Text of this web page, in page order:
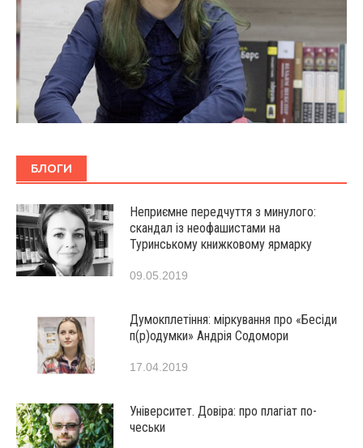
БЛОГИ
Неприємне передчуття з минулого:
скандал із неофашистами на
Туринському книжковому ярмарку
09.05.2019
Думокплетіння: міркування про «Бесіди
п(р)одумки» Андрія Содомори
17.04.2019
Університет. Довіра: про плагіат по-
чеськи